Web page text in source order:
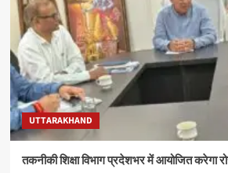
UTTARAKHAND
तकनीकी शिक्षा विभाग प्रदेशभर में आयोजित करेगा